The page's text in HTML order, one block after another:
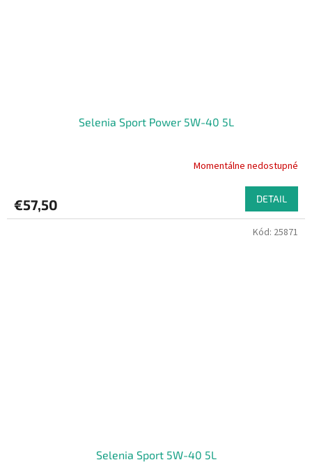
Selenia Sport Power 5W-40 5L
Momentálne nedostupné
€57,50 DETAIL
Selenia Sport 5W-40 5L
Kód: 25871